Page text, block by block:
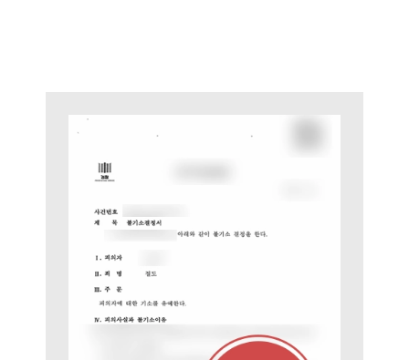
구성원 소개
법률상담전문변호사